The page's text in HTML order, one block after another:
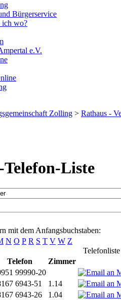
Bürgerservice
ich wo?
e.V.
Zolling > Rathaus -
Liste
mit dem Anfangsbuchstaben:
N O P R S T V W Z
Telefon Zimmer
99990-20
6943-51 1.14
6943-26 1.04